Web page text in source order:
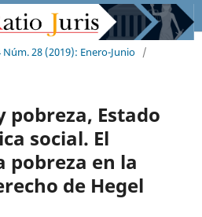
Núm. 28 (2019): Enero-Junio /
pobreza, Estado
social. El
pobreza en la
de Hegel